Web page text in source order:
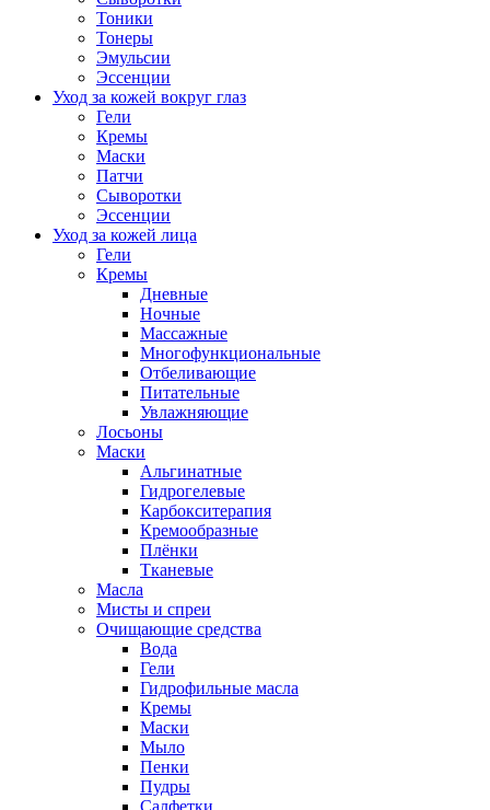
Тоники
Тонеры
Эмульсии
Эссенции
Уход за кожей вокруг глаз
Гели
Кремы
Маски
Патчи
Сыворотки
Эссенции
Уход за кожей лица
Гели
Кремы
Дневные
Ночные
Массажные
Многофункциональные
Отбеливающие
Питательные
Увлажняющие
Лосьоны
Маски
Альгинатные
Гидрогелевые
Карбокситерапия
Кремообразные
Плёнки
Тканевые
Масла
Мисты и спреи
Очищающие средства
Вода
Гели
Гидрофильные масла
Кремы
Маски
Мыло
Пенки
Пудры